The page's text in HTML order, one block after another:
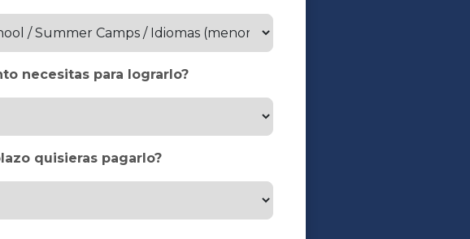
necesitas para lograrlo?
quisieras pagarlo?